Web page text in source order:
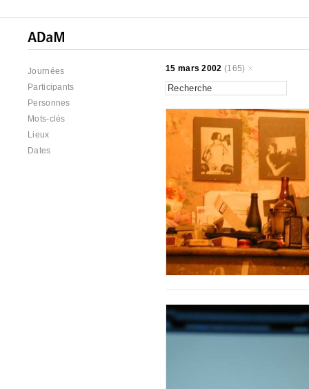
Journées
Participants
Personnes
Mots-clés
Lieux
Dates
15 mars 2002 (165)